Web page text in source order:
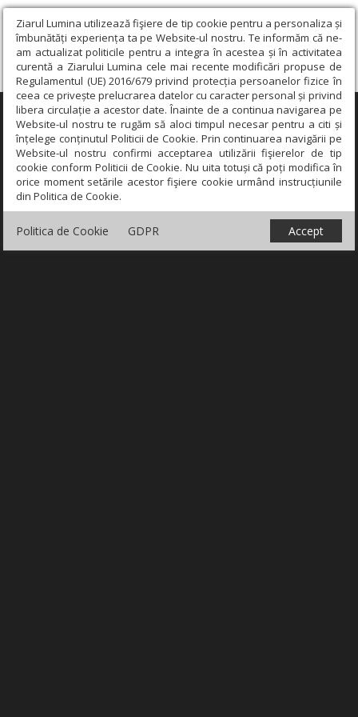
Ziarul Lumina utilizează fişiere de tip cookie pentru a personaliza și
îmbunătăți experiența ta pe Website-ul nostru. Te informăm că ne-
am actualizat politicile pentru a integra în acestea și în activitatea
curentă a Ziarului Lumina cele mai recente modificări propuse de
Regulamentul (UE) 2016/679 privind protecția persoanelor fizice în
ceea ce privește prelucrarea datelor cu caracter personal și privind
libera circulație a acestor date. Înainte de a continua navigarea pe
Website-ul nostru te rugăm să aloci timpul necesar pentru a citi și
înțelege conținutul Politicii de Cookie. Prin continuarea navigării pe
Website-ul nostru confirmi acceptarea utilizării fişierelor de tip
cookie conform Politicii de Cookie. Nu uita totuși că poți modifica în
orice moment setările acestor fişiere cookie urmând instrucțiunile
din Politica de Cookie.
Politica de Cookie GDPR Accept
×